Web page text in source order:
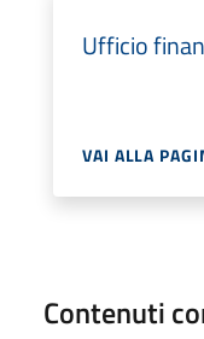
Ufficio
VAI ALLA
Contenuti